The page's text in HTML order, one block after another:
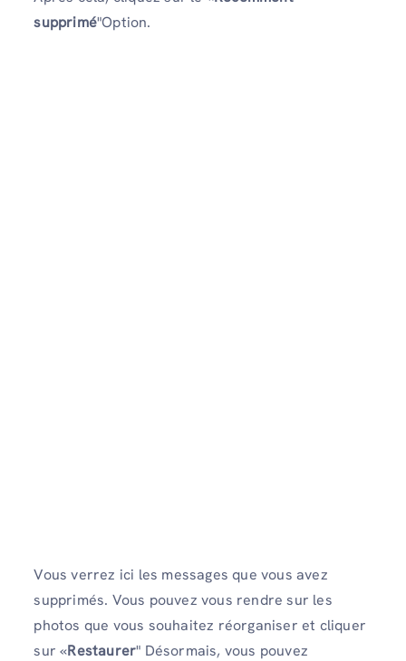
supprimé"Option.
Vous verrez ici les messages que vous avez
supprimés. Vous pouvez vous rendre sur les
photos que vous souhaitez réorganiser et cliquer
sur «Restaurer" Désormais, vous pouvez